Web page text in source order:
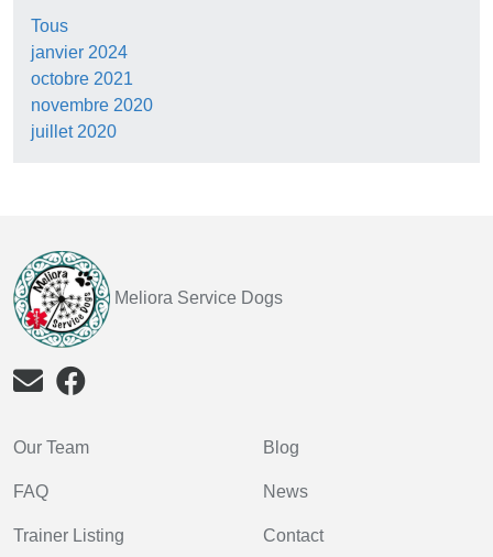
Tous
janvier 2024
octobre 2021
novembre 2020
juillet 2020
Meliora Service Dogs
Our Team
FAQ
Trainer Listing
Blog
News
Contact